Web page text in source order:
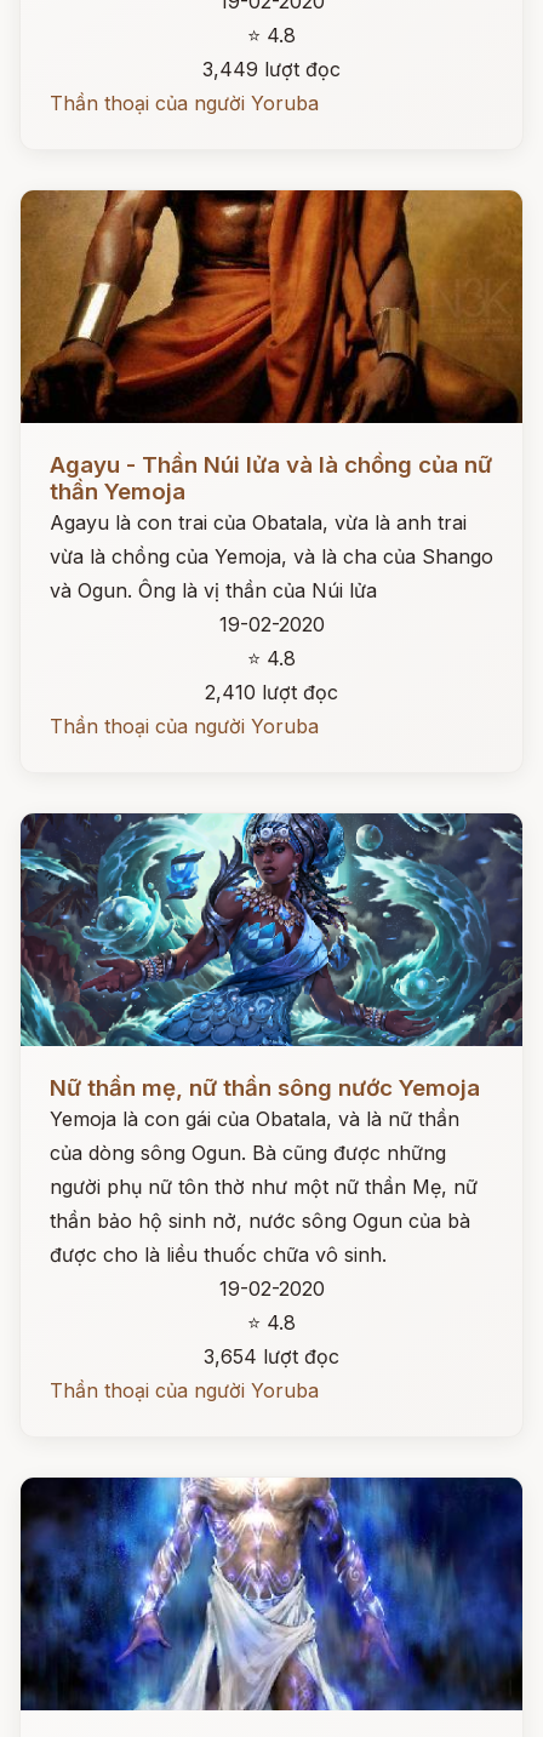
⭐ 4.8
3,449 lượt đọc
Thần thoại của người Yoruba
Agayu - Thần Núi lửa và là chồng của nữ
thần Yemoja
Agayu là con trai của Obatala, vừa là anh trai
vừa là chồng của Yemoja, và là cha của Shango
và Ogun. Ông là vị thần của Núi lửa
19-02-2020
⭐ 4.8
2,410 lượt đọc
Thần thoại của người Yoruba
Nữ thần mẹ, nữ thần sông nước Yemoja
Yemoja là con gái của Obatala, và là nữ thần
của dòng sông Ogun. Bà cũng được những
người phụ nữ tôn thờ như một nữ thần Mẹ, nữ
thần bảo hộ sinh nở, nước sông Ogun của bà
được cho là liều thuốc chữa vô sinh.
19-02-2020
⭐ 4.8
3,654 lượt đọc
Thần thoại của người Yoruba